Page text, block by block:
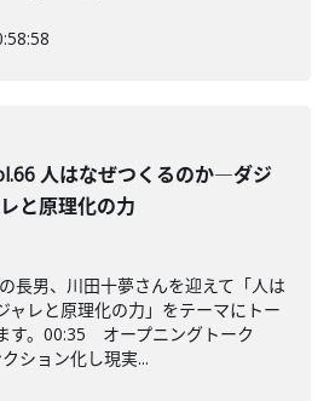
人はなぜつくるのか―ダジ
と原理化の力
長男、川田十夢さんを迎えて「人は
レと原理化の力」をテーマにトー
す。00:35 オープニングトーク
ション化し現実...